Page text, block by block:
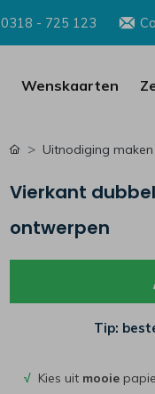
0318 - 725 123
Wenskaarten
Uitnodiging maken
Vierkant
ontwerpen
Tip:
√Kies uit mooie